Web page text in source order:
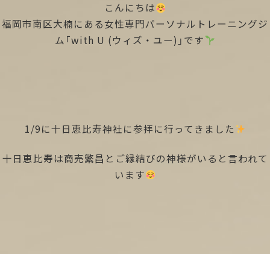
こんにちは
福岡市南区大楠にある女性専門パーソナルトレーニングジ
ム「with U (ウィズ・ユー)」です
1/9に十日恵比寿神社に参拝に行ってきました
十日恵比寿は商売繁昌とご縁結びの神様がいると言われて
います